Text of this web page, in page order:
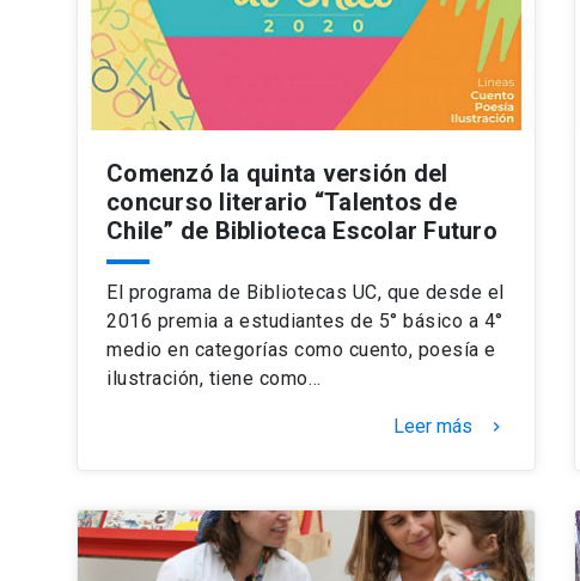
Comenzó la quinta versión del
concurso literario “Talentos de
Chile” de Biblioteca Escolar Futuro
El programa de Bibliotecas UC, que desde el
2016 premia a estudiantes de 5° básico a 4°
medio en categorías como cuento, poesía e
ilustración, tiene como…
Leer más keyboard_arrow_right